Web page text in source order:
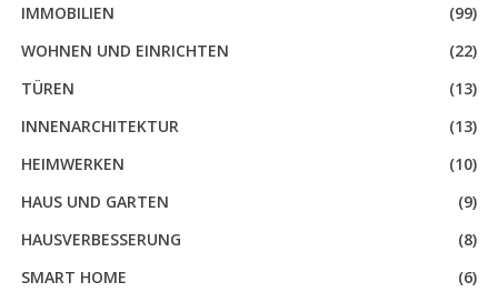
IMMOBILIEN
(99)
WOHNEN UND EINRICHTEN
(22)
TÜREN
(13)
INNENARCHITEKTUR
(13)
HEIMWERKEN
(10)
HAUS UND GARTEN
(9)
HAUSVERBESSERUNG
(8)
SMART HOME
(6)